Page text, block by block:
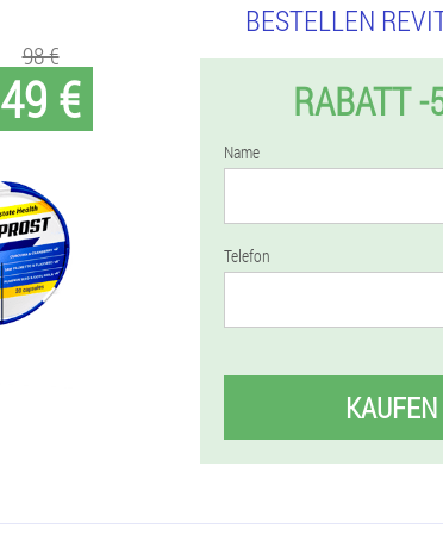
49 €
98 €
BESTELLEN
RABATT -
Name
Telefon
KAUFEN